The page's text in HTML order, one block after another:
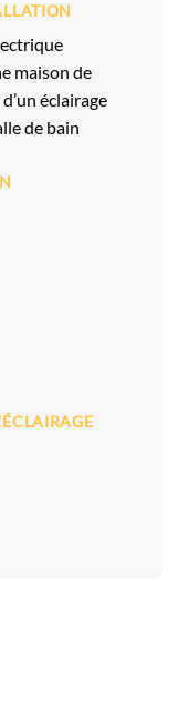
maison de
éclairage
de bain